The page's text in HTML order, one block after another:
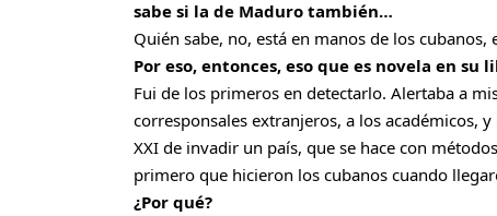
sabe si la de Maduro también…
Quién sabe, no, está en manos de los
Por eso, entonces, eso que es novela en
Fui de los primeros en detectarlo. Alertaba a
corresponsales extranjeros, a los académicos,
XXI de invadir un país, que se hace con
primero que hicieron los cubanos cuando
¿Por qué?